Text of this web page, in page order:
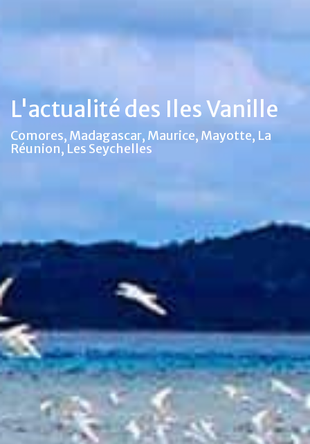
L'actualité des Iles Vanille
Comores, Madagascar, Maurice, Mayotte, La
Réunion, Les Seychelles